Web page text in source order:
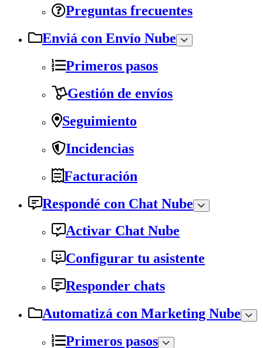
Preguntas frecuentes
Enviá con Envío Nube
Primeros pasos
Gestión de envíos
Seguimiento
Incidencias
Facturación
Respondé con Chat Nube
Activar Chat Nube
Configurar tu asistente
Responder chats
Automatizá con Marketing Nube
Primeros pasos